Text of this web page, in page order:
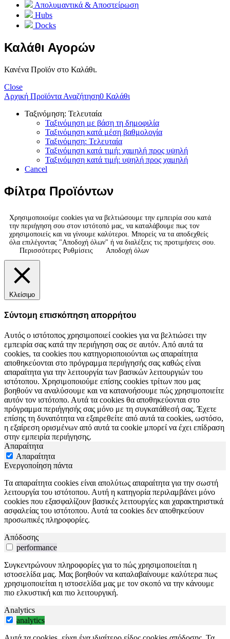
Απολυμαντικά & Αποστείρωση
Hubs
Docks
Καλάθι Αγορών
Κανένα Προϊόν στο Καλάθι.
Close
Αρχική Προϊόντα Αναζήτηση0 Καλάθι
Ταξινόμηση: Τελευταία
Ταξινόμηση με βάση τη δημοφιλία
Ταξινόμηση κατά μέση βαθμολογία
Ταξινόμηση: Τελευταία
Ταξινόμηση κατά τιμή: χαμηλή προς υψηλή
Ταξινόμηση κατά τιμή: υψηλή προς χαμηλή
Cancel
Φίλτρα Προϊόντων
Χρησιμοποιούμε cookies για να βελτιώσουμε την εμπειρία σου κατά
την περιήγηση σου στον ιστότοπό μας, να καταλάβουμε πως τον
χρησιμοποιείς και να γίνουμε καλύτεροι. Μπορείς να τα αποδεχθείς
όλα επιλέγοντας "Αποδοχή όλων" ή να διαλέξεις τις προτιμήσεις σου.
Περισσότερες Ρυθμίσεις
Αποδοχή όλων
Κλείσιμο
Σύντομη επισκόπηση απορρήτου
Αυτός ο ιστότοπος χρησιμοποιεί cookies για να βελτιώσει την
εμπειρία σας κατά την περιήγηση σας σε αυτόν. Από αυτά τα
cookies, τα cookies που κατηγοριοποιούνται ως απαραίτητα
αποθηκεύονται στο πρόγραμμα περιήγησής σας καθώς είναι
απαραίτητα για την λειτουργία των βασικών λειτουργιών του
ιστότοπου. Χρησιμοποιούμε επίσης cookies τρίτων που μας
βοηθούν να αναλύσουμε και να κατανοήσουμε πώς χρησιμοποιείτε
αυτόν τον ιστότοπο. Αυτά τα cookies θα αποθηκεύονται στο
πρόγραμμα περιήγησής σας μόνο με τη συγκατάθεσή σας. Έχετε
επίσης τη δυνατότητα να εξαιρεθείτε από αυτά τα cookies, ωστόσο,
η εξαίρεση ορισμένων από αυτά τα cookie μπορεί να έχει επίδραση
στην εμπειρία περιήγησης.
Απαραίτητα
Απαραίτητα
Ενεργοποίηση πάντα
Τα απαραίτητα cookies είναι απολύτως απαραίτητα για την σωστή
λειτουργία του ιστότοπου. Αυτή η κατηγορία περιλαμβάνει μόνο
cookies που εξασφαλίζουν βασικές λειτουργίες και χαρακτηριστικά
ασφαλείας του ιστότοπου. Αυτά τα cookies δεν αποθηκεύουν
προσωπικές πληροφορίες.
Απόδοσης
performance
Συγκεντρώνουν πληροφορίες για το πώς χρησιμοποιείται η
ιστοσελίδα μας. Μας βοηθούν να καταλαβαίνουμε καλύτερα πως
χρησιμοποιείται η ιστοσελίδα μας με τον σκοπό να την κάνουμε
πιο ελκυστική και πιο λειτουργική.
Analytics
analytics